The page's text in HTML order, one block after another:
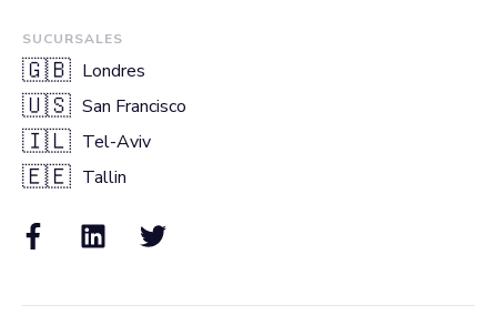
SUCURSALES
🇬🇧 Londres
🇺🇸 San Francisco
🇮🇱 Tel-Aviv
🇪🇪 Tallin